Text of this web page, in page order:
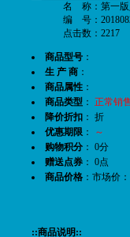
名 称：第一版
编 号：
点击数：2217
商品型号 ：
生 产 商 ：
商品属性 ：
商品类型 ： 正常销
降价折扣 ： 折
优惠期限 ：
～
购物积分 ： 0分
赠送点券 ： 0点
商品价格 ：市场价
::商品说明::